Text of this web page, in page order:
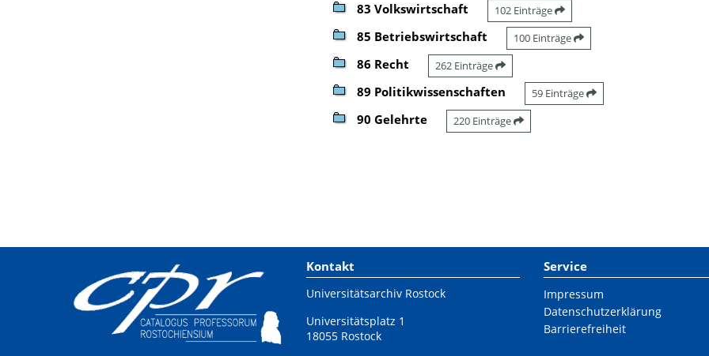
83 Volkswirtschaft 102 Einträge
85 Betriebswirtschaft 100 Einträge
86 Recht 262 Einträge
89 Politikwissenschaften 59 Einträge
90 Gelehrte 220 Einträge
Kontakt
Universitätsarchiv Rostock
Universitätsplatz 1
18055 Rostock
Service
Impressum
Datenschutzerklärung
Barrierefreiheit